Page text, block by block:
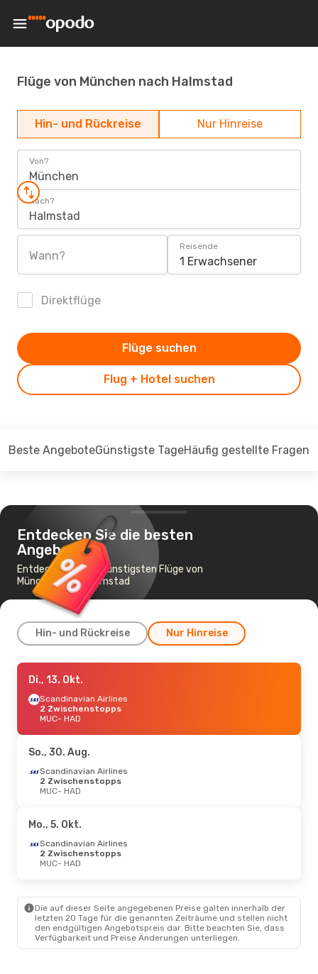
Flüge von München nach Halmstad
Hin- und Rückreise Nur Hinreise
Von?
München
Nach?
Halmstad
Wann?
Reisende
1 Erwachsener
Direktflüge
Flug + Hotel suchen
Flüge suchen
Beste AngeboteGünstigste TageHäufig gestellte Fragen
Entdecken Sie die besten
Angebote
Entdecken Sie die günstigsten Flüge von
München nach Halmstad
Hin- und Rückreise Nur Hinreise
Mo., 2. Nov.
Scandinavian Airlines
2 Zwischenstopps
MUC- HAD
2 Zwischenstopps
HAD- MUC
Do., 1. Okt.- Do., 1. Okt.
Scandinavian Airlines
2 Zwischenstopps
HAD- MUC
Di., 13. Okt.
Scandinavian Airlines
2 Zwischenstopps
MUC- HAD
So., 30. Aug.
Scandinavian Airlines
2 Zwischenstopps
MUC- HAD
Mo., 5. Okt.
Scandinavian Airlines
2 Zwischenstopps
MUC- HAD
Die auf dieser Seite angegebenen Preise galten innerhalb der
letzten 20 Tage für die genannten Zeiträume und stellen nicht
den endgültigen Angebotspreis dar. Bitte beachten Sie, dass
Verfügbarkeit und Preise Änderungen unterliegen.